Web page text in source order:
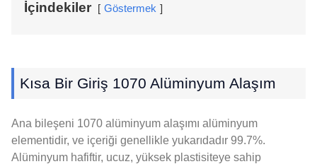
İçindekiler Göstermek
Kısa Bir Giriş 1070 Alüminyum Alaşım
Ana bileşeni 1070 alüminyum alaşımı alüminyum
elementidir, ve içeriği genellikle yukarıdadır 99.7%.
Alüminyum hafiftir, ucuz, yüksek plastisiteye sahip